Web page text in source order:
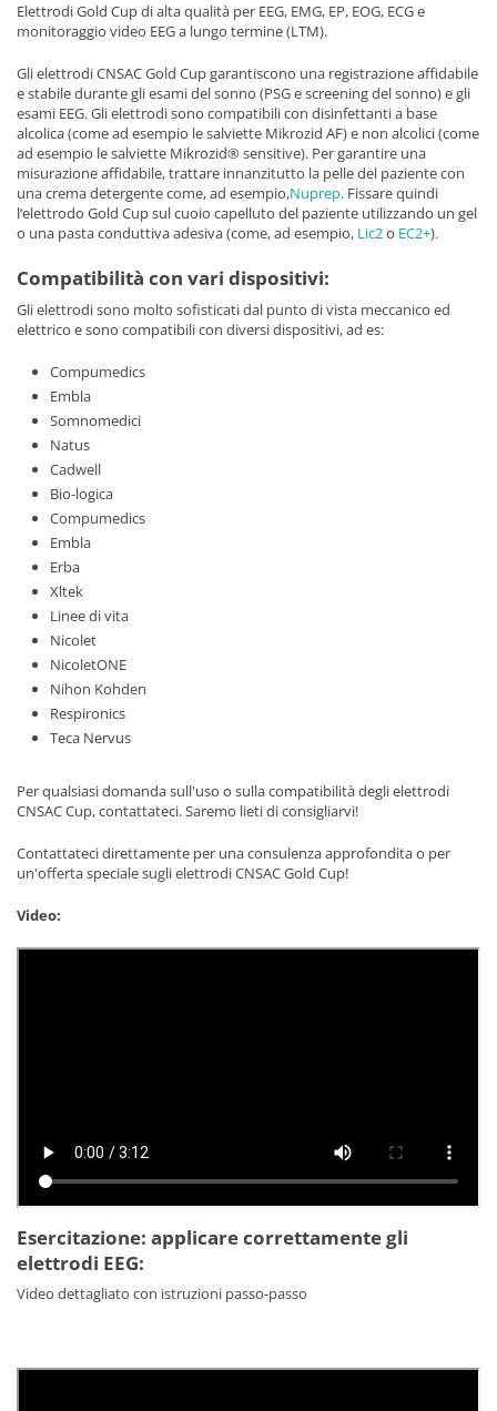
Elettrodi Gold Cup di alta qualità per EEG, EMG, EP, EOG, ECG e
monitoraggio video EEG a lungo termine (LTM).
Gli elettrodi CNSAC Gold Cup garantiscono una registrazione affidabile
e stabile durante gli esami del sonno (PSG e screening del sonno) e gli
esami EEG. Gli elettrodi sono compatibili con disinfettanti a base
alcolica (come ad esempio le salviette Mikrozid AF) e non alcolici (come
ad esempio le salviette Mikrozid® sensitive). Per garantire una
misurazione affidabile, trattare innanzitutto la pelle del paziente con
una crema detergente come, ad esempio,Nuprep. Fissare quindi
l’elettrodo Gold Cup sul cuoio capelluto del paziente utilizzando un gel
o una pasta conduttiva adesiva (come, ad esempio, Lic2o EC2+).
Compatibilità con vari dispositivi:
Gli elettrodi sono molto sofisticati dal punto di vista meccanico ed
elettrico e sono compatibili con diversi dispositivi, ad es:
Compumedics
Embla
Somnomedici
Natus
Cadwell
Bio-logica
Compumedics
Embla
Erba
Xltek
Linee di vita
Nicolet
NicoletONE
Nihon Kohden
Respironics
Teca Nervus
Per qualsiasi domanda sull'uso o sulla compatibilità degli elettrodi
CNSAC Cup, contattateci. Saremo lieti di consigliarvi!
Contattateci direttamente per una consulenza approfondita o per
un'offerta speciale sugli elettrodi CNSAC Gold Cup!
Video:
Esercitazione: applicare correttamente gli
elettrodi EEG:
Video dettagliato con istruzioni passo-passo